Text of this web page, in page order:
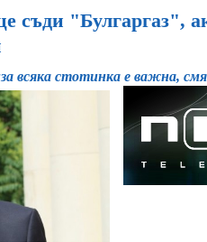
съди "Булгаргаз",
всяка стотинка е важна,